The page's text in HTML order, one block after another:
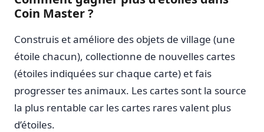
Coin Master ?
Construis et améliore des objets de village (une
étoile chacun), collectionne de nouvelles cartes
(étoiles indiquées sur chaque carte) et fais
progresser tes animaux. Les cartes sont la source
la plus rentable car les cartes rares valent plus
d’étoiles.